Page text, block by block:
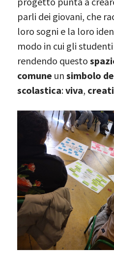
parli dei giovani, che
loro sogni e la loro
modo in cui gli
rendendo questo
comune un simbolo
scolastica:viva,